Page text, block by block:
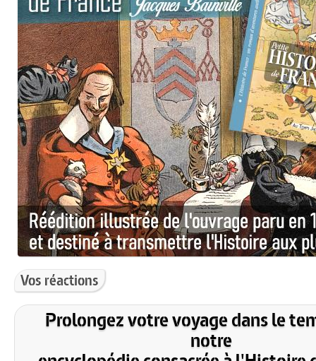
Vos réactions
Prolongez votre voyage dans le
notre